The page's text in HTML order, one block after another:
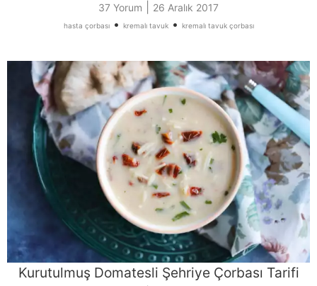
37 Yorum 26 Aralık 2017
hasta çorbası• kremalı tavuk• kremalı tavuk çorbası
Kurutulmuş Domatesli Şehriye Çorbası Tarifi